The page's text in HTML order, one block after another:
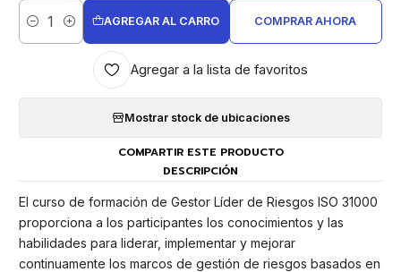
Cantidad
AGREGAR AL CARRO COMPRAR AHORA
Agregar a la lista de favoritos
Mostrar stock de ubicaciones
COMPARTIR ESTE PRODUCTO
DESCRIPCIÓN
El curso de formación de Gestor Líder de Riesgos ISO 31000
proporciona a los participantes los conocimientos y las
habilidades para liderar, implementar y mejorar
continuamente los marcos de gestión de riesgos basados ​​en